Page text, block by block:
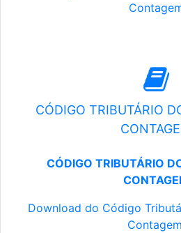
CÓDIGO TRIBUTÁRIO
CÓDIGO TRIBUTÁRIO
Download do Código